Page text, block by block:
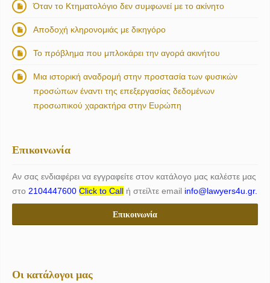
Όταν το Κτηματολόγιο δεν συμφωνεί με το ακίνητο
Αποδοχή κληρονομιάς με δικηγόρο
Το πρόβλημα που μπλοκάρει την αγορά ακινήτου
Μια ιστορική αναδρομή στην προστασία των φυσικών
προσώπων έναντι της επεξεργασίας δεδομένων
προσωπικού χαρακτήρα στην Ευρώπη
Επικοινωνία
Αν σας ενδιαφέρει να εγγραφείτε στον κατάλογο μας καλέστε μας
στο 2104447600 Click to Call ή στείλτε email info@lawyers4u.gr.
Επικοινωνία
Οι κατάλογοι μας